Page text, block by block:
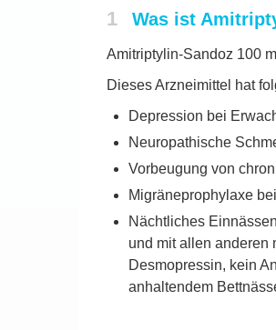
1 Was ist
Amitriptylin-Sandoz 100
Dieses Arzneimittel hat
Depression bei
Neuropathische
Vorbeugung von
Migräneprophylaxe
Nächtliches
und mit allen anderen
Desmopressin, kein
anhaltendem